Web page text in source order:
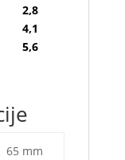
2,8
4,1
5,6
mm